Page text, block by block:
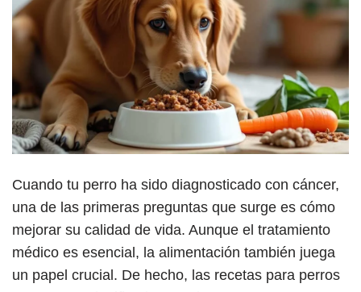
Cuando tu perro ha sido diagnosticado con cáncer,
una de las primeras preguntas que surge es cómo
mejorar su calidad de vida. Aunque el tratamiento
médico es esencial, la alimentación también juega
un papel crucial. De hecho, las recetas para perros